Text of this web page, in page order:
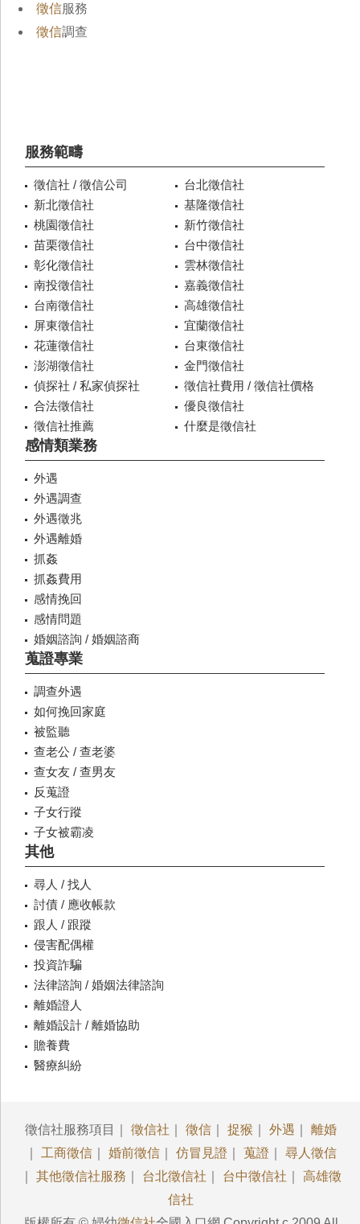
徵信服務
徵信調查
服務範疇
徵信社 / 徵信公司
台北徵信社
新北徵信社
基隆徵信社
桃園徵信社
新竹徵信社
苗栗徵信社
台中徵信社
彰化徵信社
雲林徵信社
南投徵信社
嘉義徵信社
台南徵信社
高雄徵信社
屏東徵信社
宜蘭徵信社
花蓮徵信社
台東徵信社
澎湖徵信社
金門徵信社
偵探社 / 私家偵探社
徵信社費用 / 徵信社價格
合法徵信社
優良徵信社
徵信社推薦
什麼是徵信社
感情類業務
外遇
外遇調查
外遇徵兆
外遇離婚
抓姦
抓姦費用
感情挽回
感情問題
婚姻諮詢 / 婚姻諮商
蒐證專業
調查外遇
如何挽回家庭
被監聽
查老公 / 查老婆
查女友 / 查男友
反蒐證
子女行蹤
子女被霸凌
其他
尋人 / 找人
討債 / 應收帳款
跟人 / 跟蹤
侵害配偶權
投資詐騙
法律諮詢 / 婚姻法律諮詢
離婚證人
離婚設計 / 離婚協助
贍養費
醫療糾紛
徵信社服務項目｜ 徵信社 徵信 捉猴 外遇
離婚
工商徵信 婚前徵信 仿冒見證 蒐證
尋人徵信
其他徵信社服務 台北徵信社 台中徵信社
高雄徵
信社